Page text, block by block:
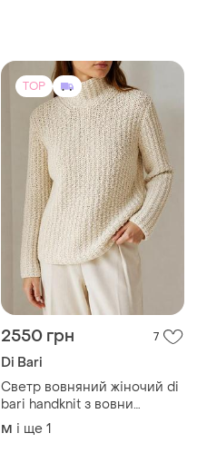
TOP
2550 грн 7
Di Bari
Светр вовняний жіночий di
bari handknit з вовни
M і ще 1